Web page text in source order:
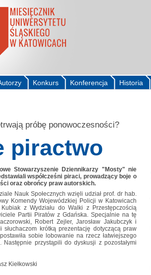
Historia
Konferencja
Konkurs
próbę ponowoczesności?
piractwo
Stowarzyszenie Dziennikarzy "Mosty" nie
współcześni piraci, prowadzący boje o
oraz obrońcy praw autorskich.
Nauk Społecznych wzięli udział prof. dr hab.
Komendy Wojewódzkiej Policji w Katowicach
z Wydziału do Walki z Przestępczością
Partii Piratów z Gdańska. Specjalnie na tę
Robert Zejler, Jarosław Jakubczyk i
słuchaczom krótką prezentację dotyczącą praw
sobie lobowanie na rzecz łatwiejszego
przystąpili do dyskusji z pozostałymi